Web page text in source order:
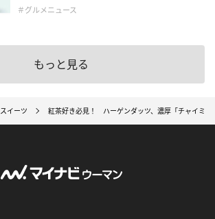
＃グルメニュース
もっと見る
スイーツ 紅茶好き必見！ ハーゲンダッツ、濃厚「チャイミル